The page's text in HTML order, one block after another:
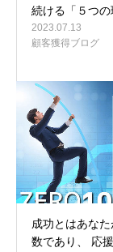
続ける「５つの
2023.07.13
顧客獲得ブログ
成功とはあな
数であり、 応